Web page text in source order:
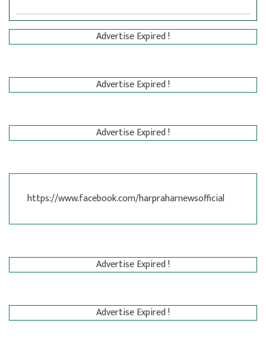
Advertise Expired !
Advertise Expired !
Advertise Expired !
https://www.facebook.com/harpraharnewsofficial
Advertise Expired !
Advertise Expired !